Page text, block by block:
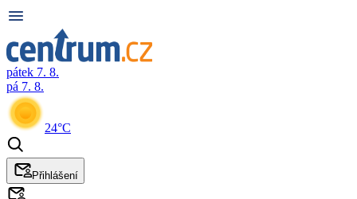
pátek 7. 8.
pá 7. 8.
24°C
Přihlášení